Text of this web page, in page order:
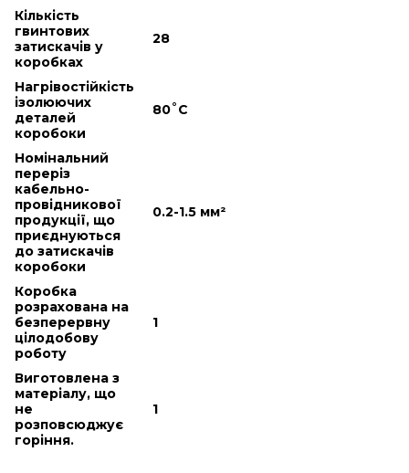
Кількість
гвинтових
затискачів у
коробках
28
Нагрівостійкість
ізолюючих
деталей
коробоки
80˚С
Номінальний
переріз
кабельно-
провідникової
продукції, що
приєднуються
до затискачів
коробоки
0.2-1.5 мм²
Коробка
розрахована на
безперервну
цілодобову
роботу
1
Виготовлена з
матеріалу, що
не
розповсюджує
горіння.
1